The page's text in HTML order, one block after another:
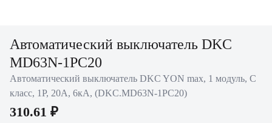
Автоматический выключатель DKC
MD63N-1PC20
Автоматический выключатель DKC YON max, 1 модуль, C
класс, 1P, 20А, 6кА, (DKC.MD63N-1PC20)
310.61 ₽